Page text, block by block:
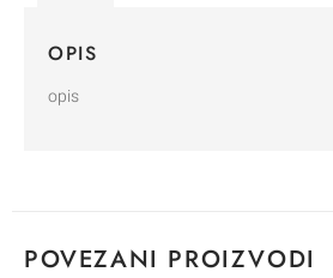
OPIS
opis
POVEZANI PROIZVODI